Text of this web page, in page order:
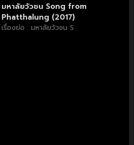
มหาลัยวัวชน Song from
Phatthalung (2017)
เรื่องย่อ : มหาลัยวัวชน S